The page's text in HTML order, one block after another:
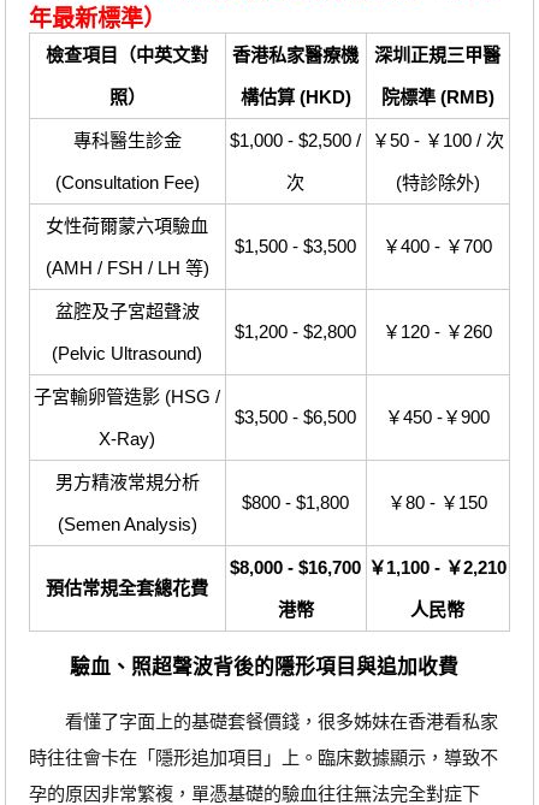
年最新標準）
檢查項目（中英文對
照）
香港私家醫療機
構估算 (HKD)
深圳正規三甲醫
院標準 (RMB)
專科醫生診金
(Consultation Fee)
$1,000 - $2,500 /
次
￥50 - ￥100 / 次
(特診除外)
女性荷爾蒙六項驗血
(AMH / FSH / LH 等)
$1,500 - $3,500 ￥400 - ￥700
盆腔及子宮超聲波
(Pelvic Ultrasound)
$1,200 - $2,800 ￥120 - ￥260
子宮輸卵管造影 (HSG /
X-Ray)
$3,500 - $6,500 ￥450 -￥900
男方精液常規分析
(Semen Analysis)
$800 - $1,800 ￥80 - ￥150
預估常規全套總花費
$8,000 - $16,700
港幣
￥1,100 - ￥2,210
人民幣
驗血、照超聲波背後的隱形項目與追加收費
看懂了字面上的基礎套餐價錢，很多姊妹在香港看私家
時往往會卡在「隱形追加項目」上。臨床數據顯示，導致不
孕的原因非常繁複，單憑基礎的驗血往往無法完全對症下